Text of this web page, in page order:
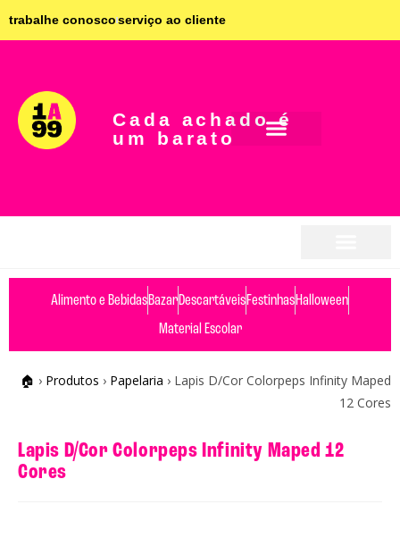
trabalhe conoscoserviço ao cliente
Cada achado é
um barato
Alimento e BebidasBazarDescartáveisFestinhasHalloween
Material Escolar
🏠 › Produtos › Papelaria › Lapis D/Cor Colorpeps Infinity Maped
12 Cores
Lapis D/Cor Colorpeps Infinity Maped 12
Cores